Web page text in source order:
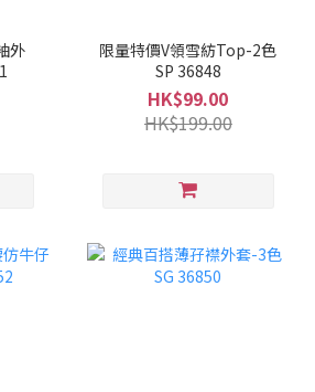
外
限量特價V領雪紡Top-2色
SP 36848
HK$99.00
HK$199.00